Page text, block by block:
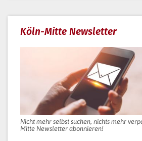
Köln-Mitte Newsletter
Nicht mehr selbst suchen, nichts mehr
Mitte Newsletter abonnieren!